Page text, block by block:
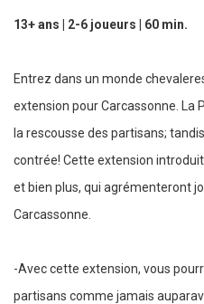
13+ ans | 2-6 joueurs | 60 min.
Entrez dans un monde
extension pour Carcassonne. La
la rescousse des partisans;
contrée! Cette extension
et bien plus, qui agrémenteront
Carcassonne.
-Avec cette extension, vous
partisans comme jamais